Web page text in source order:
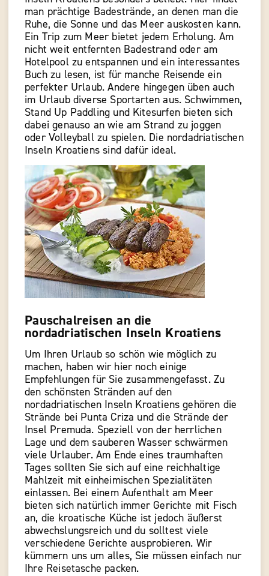
man prächtige Badestrände, an denen man die
Ruhe, die Sonne und das Meer auskosten kann.
Ein Trip zum Meer bietet jedem Erholung. Am
nicht weit entfernten Badestrand oder am
Hotelpool zu entspannen und ein interessantes
Buch zu lesen, ist für manche Reisende ein
perfekter Urlaub. Andere hingegen üben auch
im Urlaub diverse Sportarten aus. Schwimmen,
Stand Up Paddling und Kitesurfen bieten sich
dabei genauso an wie am Strand zu joggen
oder Volleyball zu spielen. Die nordadriatischen
Inseln Kroatiens sind dafür ideal.
Pauschalreisen an die
nordadriatischen Inseln Kroatiens
Um Ihren Urlaub so schön wie möglich zu
machen, haben wir hier noch einige
Empfehlungen für Sie zusammengefasst. Zu
den schönsten Stränden auf den
nordadriatischen Inseln Kroatiens gehören die
Strände bei Punta Criza und die Strände der
Insel Premuda. Speziell von der herrlichen
Lage und dem sauberen Wasser schwärmen
viele Urlauber. Am Ende eines traumhaften
Tages sollten Sie sich auf eine reichhaltige
Mahlzeit mit einheimischen Spezialitäten
einlassen. Bei einem Aufenthalt am Meer
bieten sich natürlich immer Gerichte mit Fisch
an, die kroatische Küche ist jedoch äußerst
abwechslungsreich und du solltest viele
verschiedene Gerichte ausprobieren. Wir
kümmern uns um alles, Sie müssen einfach nur
Ihre Reisetasche packen.